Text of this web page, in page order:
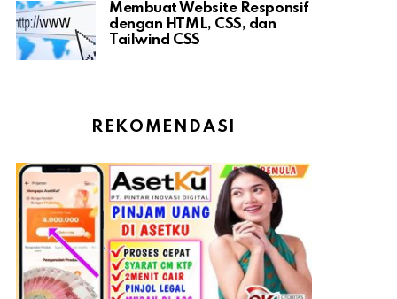
Membuat Website Responsif
dengan HTML, CSS, dan
Tailwind CSS
REKOMENDASI